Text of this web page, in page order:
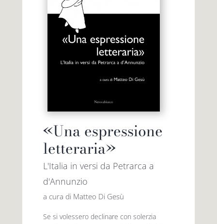
«Una espressione
letteraria»
L'Italia in versi da Petrarca a
d'Annunzio
a cura di Matteo Di Gesù
Se si volessero declinare con solerzia